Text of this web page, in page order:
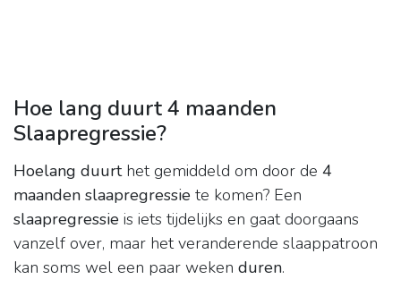
Hoe lang duurt 4 maanden
Slaapregressie?
Hoelang duurthet gemiddeld om door de 4
maanden slaapregressie te komen? Een
slaapregressie is iets tijdelijks en gaat doorgaans
vanzelf over, maar het veranderende slaappatroon
kan soms wel een paar weken duren.